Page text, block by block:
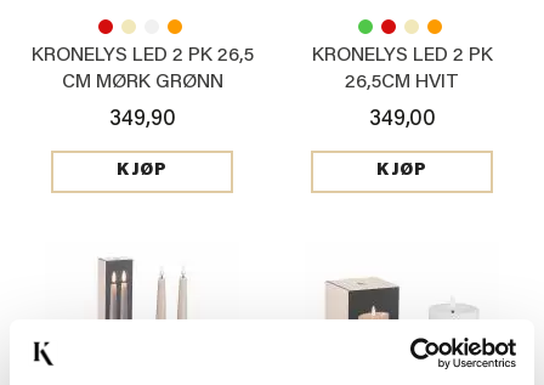
KRONELYS LED 2 PK 26,5
CM MØRK GRØNN
349,90
KJØP
KRONELYS LED 2 PK
26,5CM HVIT
349,00
KJØP